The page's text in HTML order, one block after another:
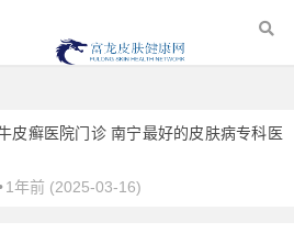
皮癣医院门诊 南宁最好的皮肤病专科医
1年前 (2025-03-16)